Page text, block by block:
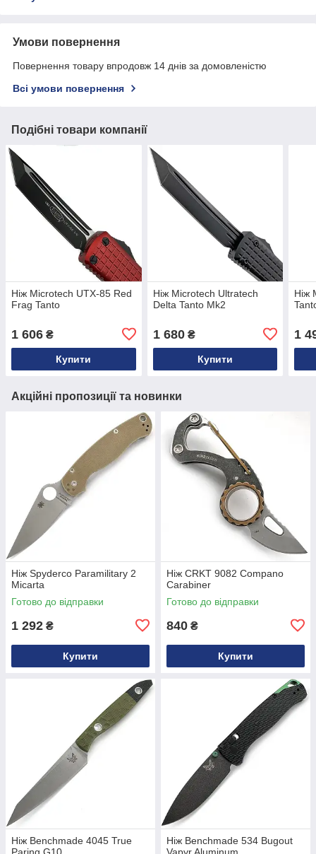
Умови повернення
Повернення товару впродовж 14 днів за домовленістю
Всі умови повернення
Подібні товари компанії
Ніж Microtech UTX-85 Red
Frag Tanto
1 606 ₴
Купити
Ніж Microtech Ultratech
Delta Tanto Mk2
1 680₴
Купити
Ніж
1
Акційні пропозиції та новинки
Ніж Spyderco Paramilitary 2
Micarta
Готово до відправки
1 292 ₴
Купити
Ніж CRKT 9082 Compano
Carabiner
Готово до відправки
840 ₴
Купити
Ніж Benchmade 4045 True
Ніж Benchmade 534 Bugout